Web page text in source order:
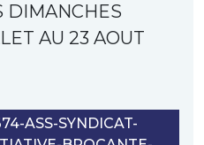
DIMANCHES
AU 23 AOUT
ASS-SYNDICAT-